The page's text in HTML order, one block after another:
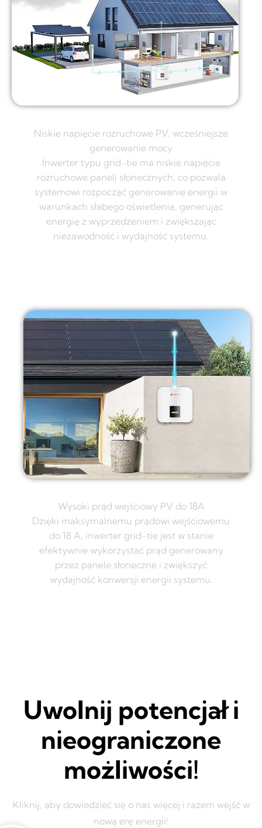
Niskie napięcie rozruchowe PV, wcześniejsze
generowanie mocy
Inwerter typu grid-tie ma niskie napięcie
rozruchowe paneli słonecznych, co pozwala
systemowi rozpocząć generowanie energii w
warunkach słabego oświetlenia, generując
energię z wyprzedzeniem i zwiększając
niezawodność i wydajność systemu.
Wysoki prąd wejściowy PV do 18A
Dzięki maksymalnemu prądowi wejściowemu
do 18 A, inwerter grid-tie jest w stanie
efektywnie wykorzystać prąd generowany
przez panele słoneczne i zwiększyć
wydajność konwersji energii systemu.
Uwolnij potencjał i
nieograniczone
możliwości!
Kliknij, aby dowiedzieć się o nas więcej i razem wejść w
nową erę energii!